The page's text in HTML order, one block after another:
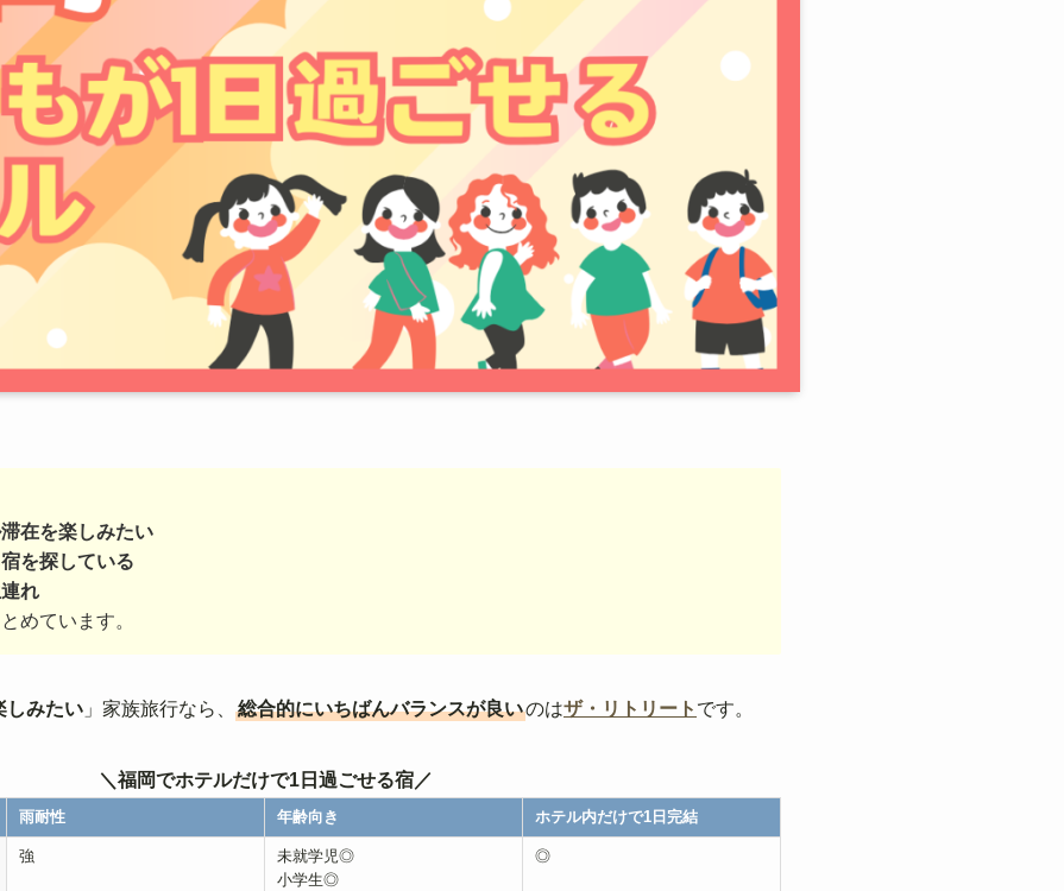
在を楽しみたい
を探している
れ
めています。
しみたい 」家族旅行なら、 総合的にいちばんバランスが良いのはザ・リトリート です。
＼福岡でホテルだけで1日過ごせる宿／
雨耐性 年齢向き ホテル内だけで1日完結
強
未就学児◎
小学生◎
◎